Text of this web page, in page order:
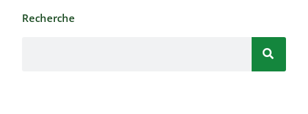
Recherche